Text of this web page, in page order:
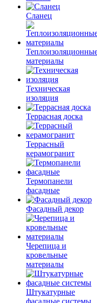
Сланец
материалы
Техническая
изоляция
Террасная доска
Террасный
керамогранит
Термопанели
фасадные
Фасадный декор
Черепица и
кровельные
материалы
Штукатурные
фасадные системы